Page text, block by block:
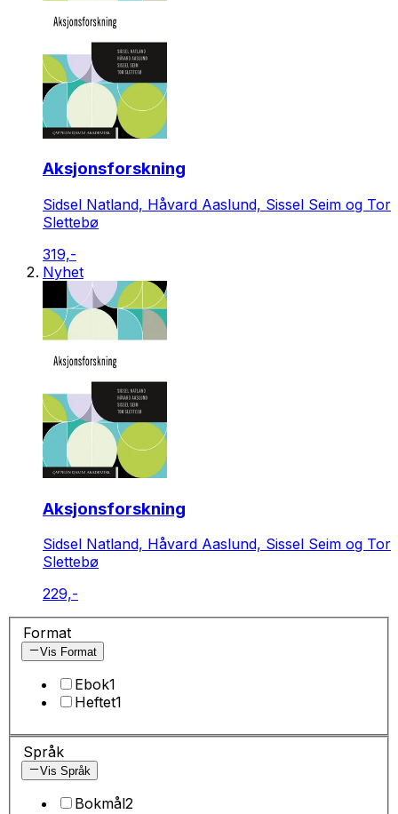
Aksjonsforskning
Sidsel Natland, Håvard Aaslund, Sissel Seim og Tor
Slettebø
319,-
Nyhet
Aksjonsforskning
Sidsel Natland, Håvard Aaslund, Sissel Seim og Tor
Slettebø
229,-
Format
Vis Format
Ebok1
Heftet1
Språk
Vis Språk
Bokmål2